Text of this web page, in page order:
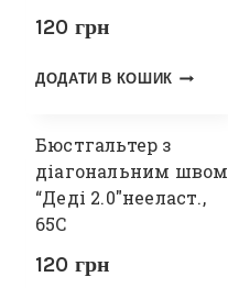
120 грн
ДОДАТИ В КОШИК
Бюстгальтер з
діагональним швом
“Деді 2.0″нееласт.,
65С
120 грн